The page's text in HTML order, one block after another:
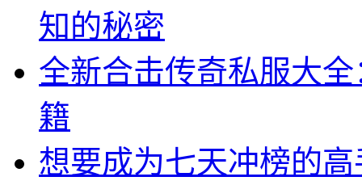
知的秘密
全新合击传奇私服大
籍
想要成为七天冲榜的